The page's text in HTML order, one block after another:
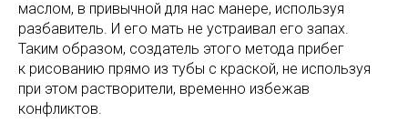
маслом, в привычной для нас манере, используя
разбавитель. И его мать не устраивал его запах.
Таким образом, создатель этого метода прибег
к рисованию прямо из тубы с краской, не используя
при этом растворители, временно избежав
конфликтов.